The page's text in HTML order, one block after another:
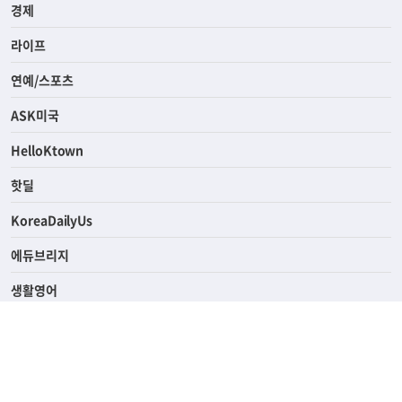
사회
경제
라이프
연예/스포츠
ASK미국
HelloKtown
핫딜
KoreaDailyUs
에듀브리지